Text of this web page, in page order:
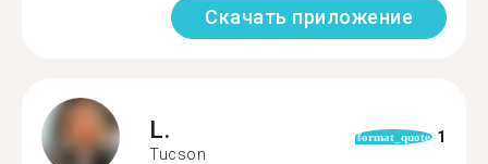
Скачать приложение
L.
Tucson
format_quote 1